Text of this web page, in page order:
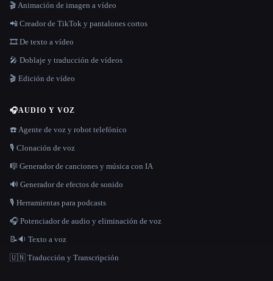
🎬 Animación de imagen a vídeo
📲 Creador de TikTok y pantalones cortos
🎞️ De texto a vídeo
🎤 Doblaje y traducción de vídeos
🎬 Edición de vídeo
🎧AUDIO Y VOZ
☎️ Agente de voz y robot telefónico
🎙️ Clonación de voz
🎼 Generador de canciones y música con IA
🔊 Generador de efectos de sonido
🎙️ Herramientas para podcasts
🎧 Potenciador de audio y eliminación de voz
📝🔉 Texto a voz
🇺🇳 Traducción y Transcripción